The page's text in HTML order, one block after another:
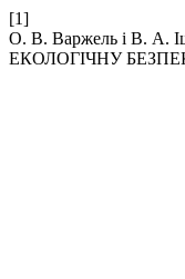
[1]
О. В. Варжель і В.
ЕКОЛОГІЧНУ